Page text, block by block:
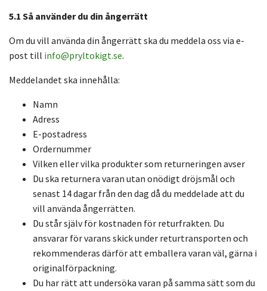
5.1 Så använder du din ångerrätt
Om du vill använda din ångerrätt ska du meddela oss via e-
post till info@pryltokigt.se.
Meddelandet ska innehålla:
Namn
Adress
E-postadress
Ordernummer
Vilken eller vilka produkter som returneringen avser
Du ska returnera varan utan onödigt dröjsmål och
senast 14 dagar från den dag då du meddelade att du
vill använda ångerrätten.
Du står själv för kostnaden för returfrakten. Du
ansvarar för varans skick under returtransporten och
rekommenderas därför att emballera varan väl, gärna i
originalförpackning.
Du har rätt att undersöka varan på samma sätt som du